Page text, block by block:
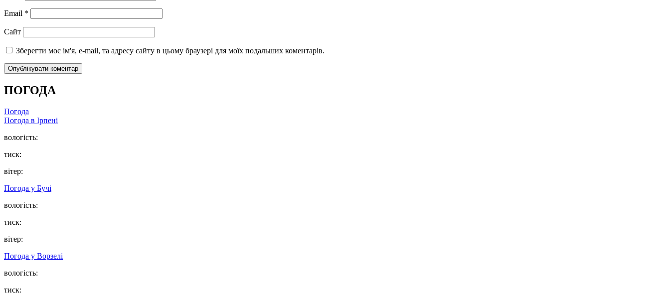
Email *
Сайт
Зберегти моє ім'я, e-mail, та адресу сайту в цьому браузері для моїх подальших коментарів.
ПОГОДА
Погода
Погода в Ірпені
вологість:
тиск:
вітер:
Погода у Бучі
вологість:
тиск:
вітер:
Погода у Ворзелі
вологість:
тиск: